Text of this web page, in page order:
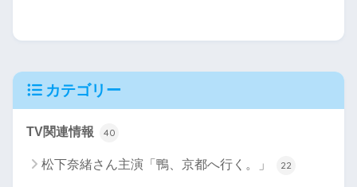
カテゴリー
TV関連情報 40
松下奈緒さん主演「鴨、京都へ行く。」 22